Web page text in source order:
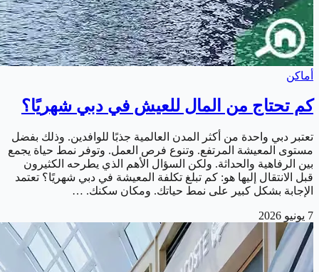
أماكن
كم تحتاج من المال للعيش في دبي شهريًا؟
تعتبر دبي واحدة من أكثر المدن العالمية جذبًا للوافدين. وذلك بفضل
مستوى المعيشة المرتفع. وتنوع فرص العمل. وتوفر نمط حياة يجمع
بين الرفاهية والحداثة. ولكن السؤال الأهم الذي يطرحه الكثيرون
قبل الانتقال إليها هو: كم تبلغ تكلفة المعيشة في دبي شهريًا؟ تعتمد
الإجابة بشكل كبير على نمط حياتك. ومكان سكنك. …
7 يونيو 2026